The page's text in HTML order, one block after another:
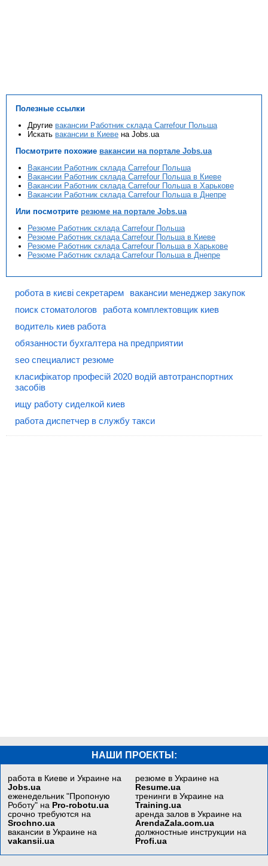
Полезные ссылки
Другие вакансии Работник склада Carrefour Польша
Искать вакансии в Киеве на Jobs.ua
Посмотрите похожие вакансии на портале Jobs.ua
Вакансии Работник склада Carrefour Польша
Вакансии Работник склада Carrefour Польша в Киеве
Вакансии Работник склада Carrefour Польша в Харькове
Вакансии Работник склада Carrefour Польша в Днепре
Или посмотрите резюме на портале Jobs.ua
Резюме Работник склада Carrefour Польша
Резюме Работник склада Carrefour Польша в Киеве
Резюме Работник склада Carrefour Польша в Харькове
Резюме Работник склада Carrefour Польша в Днепре
робота в києві секретарем
вакансии менеджер закупок
поиск стоматологов
работа комплектовщик киев
водитель киев работа
обязанности бухгалтера на предприятии
seo специалист резюме
класифікатор професій 2020 водій автотранспортних
засобів
ищу работу сиделкой киев
работа диспетчер в службу такси
НАШИ ПРОЕКТЫ:
работа в Киеве и Украине на
Jobs.ua
еженедельник "Пропоную
Роботу" на Pro-robotu.ua
срочно требуются на
Srochno.ua
вакансии в Украине на
vakansii.ua
резюме в Украине на
Resume.ua
тренинги в Украине на
Training.ua
аренда залов в Украине на
ArendaZala.com.ua
должностные инструкции на
Profi.ua